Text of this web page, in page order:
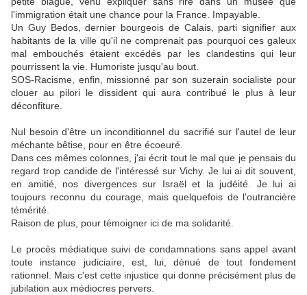
l'immigration était une chance pour la France. Impayable.
Un Guy Bedos, dernier bourgeois de Calais, parti signifier aux
habitants de la ville qu'il ne comprenait pas pourquoi ces galeux
mal embouchés étaient excédés par les clandestins qui leur
pourrissent la vie. Humoriste jusqu'au bout.
SOS-Racisme, enfin, missionné par son suzerain socialiste pour
clouer au pilori le dissident qui aura contribué le plus à leur
déconfiture.
Nul besoin d'être un inconditionnel du sacrifié sur l'autel de leur
méchante bêtise, pour en être écoeuré.
Dans ces mêmes colonnes, j'ai écrit tout le mal que je pensais du
regard trop candide de l'intéressé sur Vichy. Je lui ai dit souvent,
en amitié, nos divergences sur Israël et la judéité. Je lui ai
toujours reconnu du courage, mais quelquefois de l'outrancière
témérité.
Raison de plus, pour témoigner ici de ma solidarité.
Le procès médiatique suivi de condamnations sans appel avant
toute instance judiciaire, est, lui, dénué de tout fondement
rationnel. Mais c'est cette injustice qui donne précisément plus de
jubilation aux médiocres pervers.